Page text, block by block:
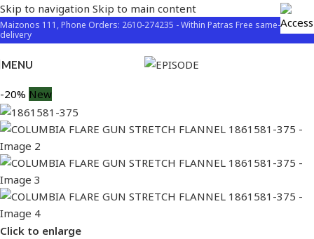
Skip to navigation Skip to main content
Maizonos 111, Phone Orders: 2610-274235 - Within Patras Free same-day
delivery
MENU
-20% New
Click to enlarge